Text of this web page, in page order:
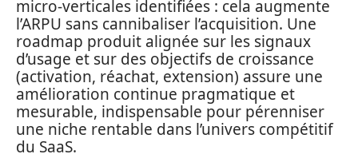
micro-verticales identifiées : cela augmente
l’ARPU sans cannibaliser l’acquisition. Une
roadmap produit alignée sur les signaux
d’usage et sur des objectifs de croissance
(activation, réachat, extension) assure une
amélioration continue pragmatique et
mesurable, indispensable pour pérenniser
une niche rentable dans l’univers compétitif
du SaaS.